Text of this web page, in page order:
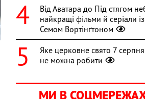
Від Аватара до Під стягом
найкращі фільми й серіали із
Семом Вортінґтоном
Яке церковне свято 7
не можна робити
МИ В